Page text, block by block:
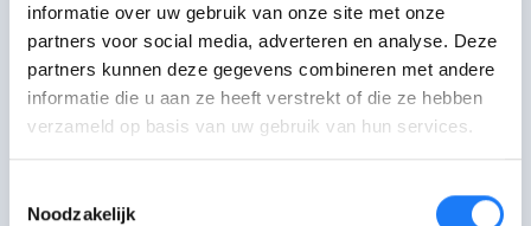
informatie over uw gebruik van onze site met onze
partners voor social media, adverteren en analyse. Deze
partners kunnen deze gegevens combineren met andere
informatie die u aan ze heeft verstrekt of die ze hebben
verzameld op basis van uw gebruik van hun services.
Noodzakelijk
Mail met ABVV-Jongeren
Via contactformulier of via info@abvv-
jongeren.be of via Instagram DM.
Bel met ABVV-Jongeren
02 289 01 94. Maandag-vrijdag 09:00-16:00